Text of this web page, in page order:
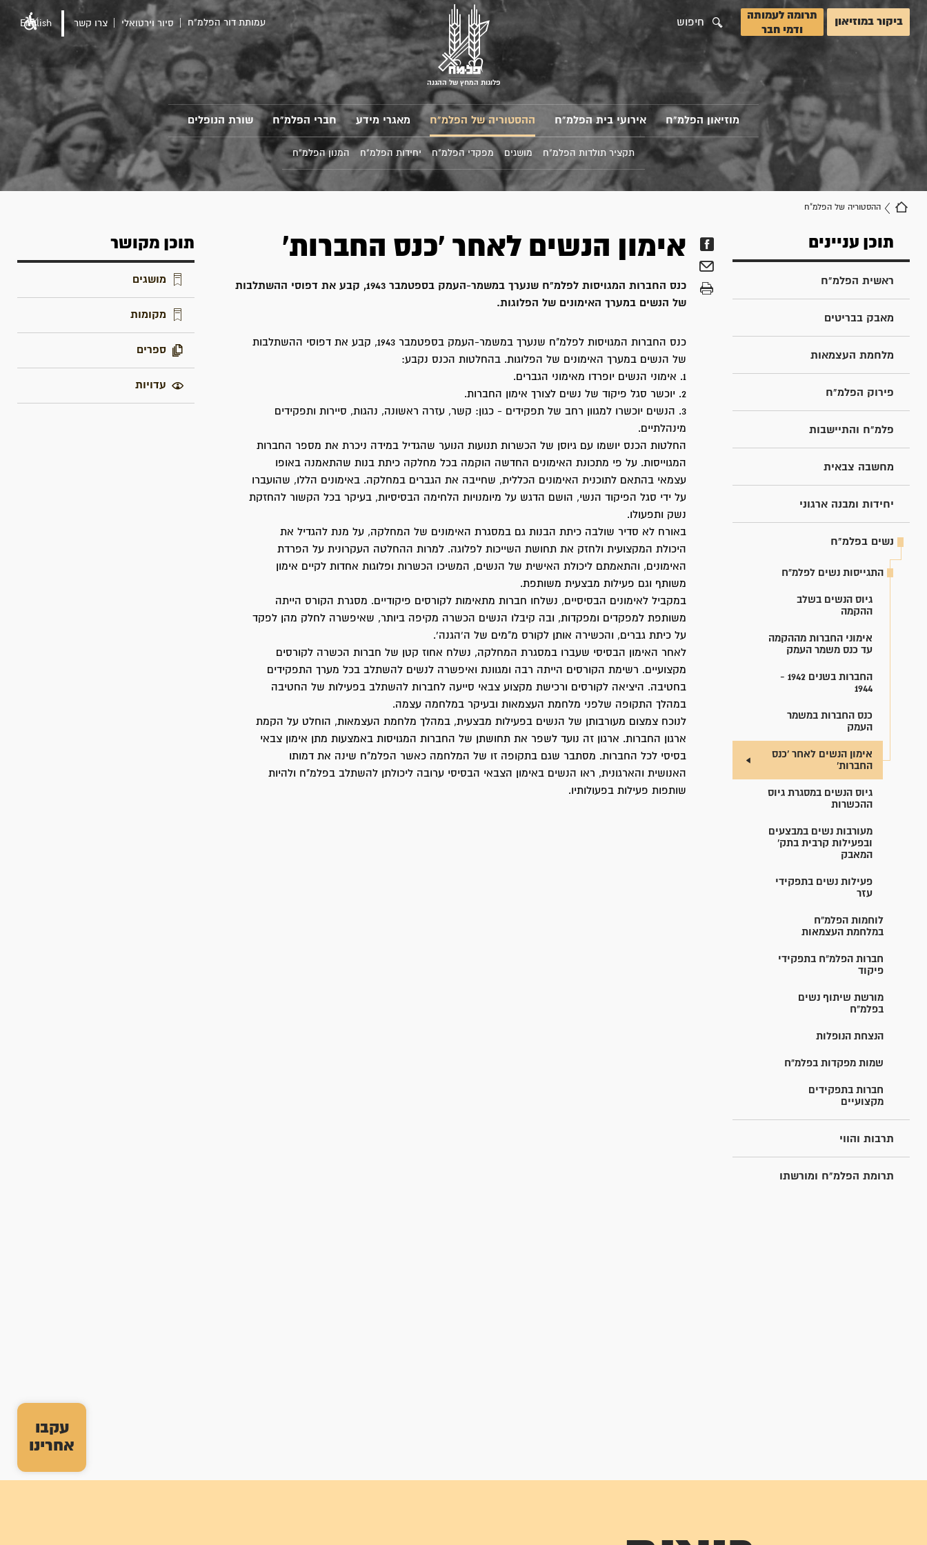
עקבו
אחרינו
ביקור במוזיאון
תרומה לעמותה
ודמי חבר
חיפוש
פלוגות המחץ של ההגנה
עמותת דור הפלמ"ח סיור וירטואלי צרו קשר English
מוזיאון הפלמ"ח אירועי בית הפלמ"ח ההסטוריה של הפלמ"ח מאגרי מידע חברי הפלמ"ח שורת הנופלים
תקציר תולדות הפלמ"ח מושגים מפקדי הפלמ"ח יחידות הפלמ"ח המנון הפלמ"ח
ההסטוריה של הפלמ"ח
תוכן עניינים
ראשית הפלמ"ח
מאבק בבריטים
מלחמת העצמאות
פירוק הפלמ"ח
פלמ"ח והתיישבות
מחשבה צבאית
יחידות ומבנה ארגוני
נשים בפלמ"ח
התגייסות נשים לפלמ"ח
גיוס הנשים בשלב
ההקמה
אימוני החברות מההקמה
עד כנס משמר העמק
החברות בשנים 1942 -
1944
כנס החברות במשמר
העמק
אימון הנשים לאחר 'כנס
החברות'
גיוס הנשים במסגרת גיוס
ההכשרות
מעורבות נשים במבצעים
ובפעילות קרבית בתק'
המאבק
פעילות נשים בתפקידי
עזר
לוחמות הפלמ"ח
במלחמת העצמאות
חברות הפלמ"ח בתפקידי
פיקוד
מורשת שיתוף נשים
בפלמ"ח
הנצחת הנופלות
שמות מפקדות בפלמ"ח
חברות בתפקידים
מקצועיים
תרבות והווי
תרומת הפלמ"ח ומורשתו
אימון הנשים לאחר 'כנס החברות'
כנס החברות המגויסות לפלמ"ח שנערך במשמר-העמק בספטמבר 1943, קבע את דפוסי ההשתלבות
של הנשים במערך האימונים של הפלוגות.
כנס החברות המגויסות לפלמ"ח שנערך במשמר-העמק בספטמבר 1943, קבע את דפוסי ההשתלבות
של הנשים במערך האימונים של הפלוגות. בהחלטות הכנס נקבע:
1. אימוני הנשים יופרדו מאימוני הגברים.
2. יוכשר סגל פיקוד של נשים לצורך אימון החברות.
3. הנשים יוכשרו למגוון רחב של תפקידים - כגון: קשר, עזרה ראשונה, נהגות, סיירות ותפקידים
מינהלתיים.
החלטות הכנס יושמו עם גיוסן של הכשרות תנועות הנוער שהגדיל במידה ניכרת את מספר החברות
המגוייסות. על פי מתכונת האימונים החדשה הוקמה בכל מחלקה כיתת בנות שהתאמנה באופו
עצמאי בהתאם לתוכנית האימונים הכללית, שחייבה את הגברים במחלקה. באימונים הללו, שהועברו
על ידי סגל הפיקוד הנשי, הושם הדגש על מיומנויות הלחימה הבסיסיות, בעיקר בכל הקשור להחזקת
נשק ותפעולו.
באורח לא סדיר שולבה כיתת הבנות גם במסגרת האימונים של המחלקה, על מנת להגדיל את
היכולת המקצועית ולחזק את תחושת השייכות לפלוגה. למרות ההחלטה העקרונית על הפרדת
האימונים, והתאמתם ליכולת האישית של הנשים, המשיכו הכשרות ופלוגות אחדות לקיים אימון
משותף וגם פעילות מבצעית משותפת.
במקביל לאימונים הבסיסיים, נשלחו חברות מתאימות לקורסים פיקודיים. מסגרת הקורס הייתה
משותפת למפקדים ומפקדות, ובה קיבלו הנשים הכשרה מקיפה ביותר, שאיפשרה לחלק מהן לפקד
על כיתת גברים, והכשירה אותן לקורס מ"מים של ה'הגנה'.
לאחר האימון הבסיסי שעברו במסגרת המחלקה, נשלח אחוז קטן של חברות הכשרה לקורסים
מקצועיים. רשימת הקורסים הייתה רבה ומגוונת ואיפשרה לנשים להשתלב בכל מערך התפקידים
בחטיבה. היציאה לקורסים ורכישת מקצוע צבאי סייעה לחברות להשתלב בפעילות של החטיבה
במהלך התקופה שלפני מלחמת העצמאות ובעיקר במלחמה עצמה.
לנוכח צמצום מעורבותן של הנשים בפעילות מבצעית, במהלך מלחמת העצמאות, הוחלט על הקמת
ארגון החברות. ארגון זה נועד לשפר את תחושתן של החברות המגויסות באמצעות מתן אימון צבאי
בסיסי לכל החברות. מסתבר שגם בתקופה זו של המלחמה כאשר הפלמ"ח שינה את דמותו
האנושית והארגונית, ראו הנשים באימון הצבאי הבסיסי ערובה ליכולתן להשתלב בפלמ"ח ולהיות
שותפות פעילות בפעולותיו.
תוכן מקושר
מושגים
מקומות
ספרים
עדויות